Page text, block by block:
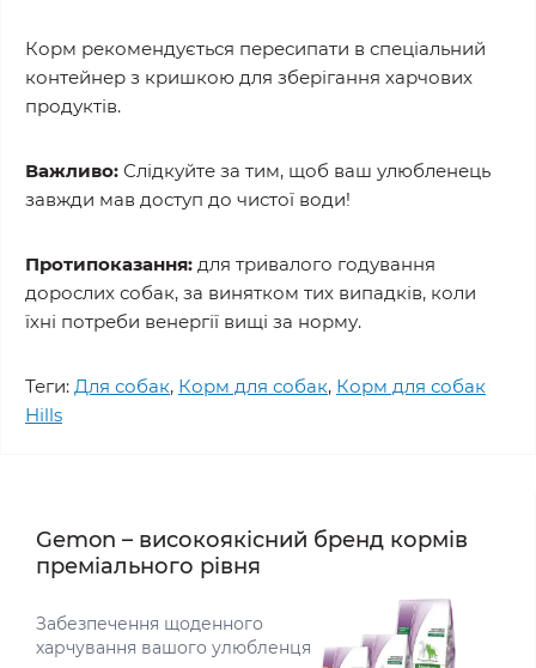
Корм рекомендується пересипати в спеціальний
контейнер з кришкою для зберігання харчових
продуктів.
Важливо: Слідкуйте за тим, щоб ваш улюбленець
завжди мав доступ до чистої води!
Протипоказання: для тривалого годування
дорослих собак, за винятком тих випадків, коли
їхні потреби венергії вищі за норму.
Теги: Для собак, Корм для собак, Корм для собак
Hills
Gemon – високоякісний бренд кормів
преміального рівня
Забезпечення щоденного
харчування вашого улюбленця